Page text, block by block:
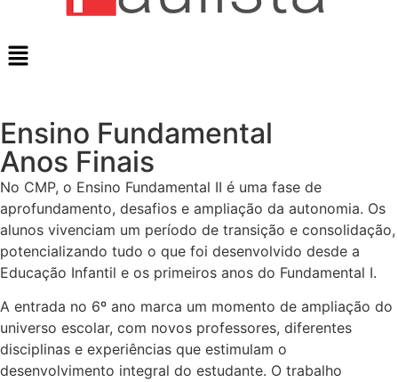
Ensino Fundamental
Anos Finais
No CMP, o Ensino Fundamental II é uma fase de
aprofundamento, desafios e ampliação da autonomia. Os
alunos vivenciam um período de transição e consolidação,
potencializando tudo o que foi desenvolvido desde a
Educação Infantil e os primeiros anos do Fundamental I.
A entrada no 6º ano marca um momento de ampliação do
universo escolar, com novos professores, diferentes
disciplinas e experiências que estimulam o
desenvolvimento integral do estudante. O trabalho